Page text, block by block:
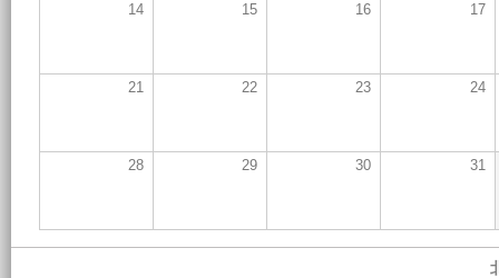
14 15 16 17
21 22 23 24
28 29 30 31